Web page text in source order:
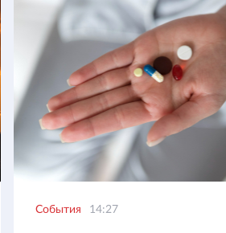
События 14:27